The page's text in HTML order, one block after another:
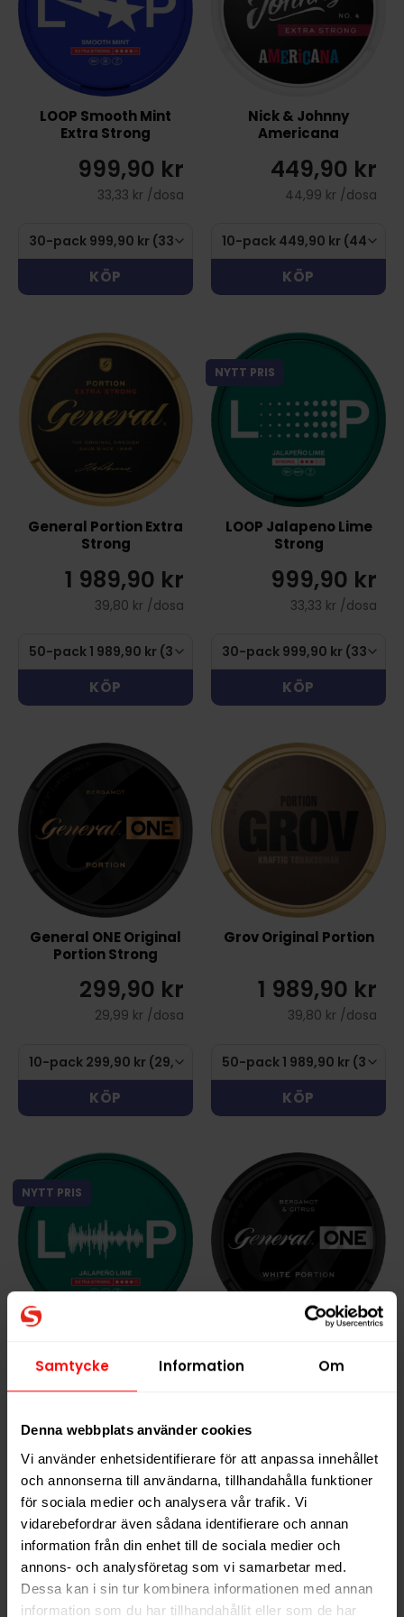
Samtycke Information Om
Denna webbplats använder cookies
Vi använder enhetsidentifierare för att anpassa innehållet
och annonserna till användarna, tillhandahålla funktioner
för sociala medier och analysera vår trafik. Vi
vidarebefordrar även sådana identifierare och annan
information från din enhet till de sociala medier och
annons- och analysföretag som vi samarbetar med.
Dessa kan i sin tur kombinera informationen med annan
information som du har tillhandahållit eller som de har
LOOP Smooth Mint
Extra Strong
999,90 kr
33,33 kr /dosa
KÖP
Nick & Johnny
Americana
449,90 kr
44,99 kr /dosa
KÖP
General Portion Extra
Strong
1 989,90 kr
39,80 kr /dosa
KÖP
NYTT PRIS
LOOP Jalapeno Lime
Strong
999,90 kr
33,33 kr /dosa
KÖP
General ONE Original
Portion Strong
299,90 kr
29,99 kr /dosa
KÖP
Grov Original Portion
1 989,90 kr
39,80 kr /dosa
KÖP
NYTT PRIS
Extra Strong
999,90 kr
33,33 kr /dosa
KÖP
Portion Strong
KÖP
NYTT PRIS